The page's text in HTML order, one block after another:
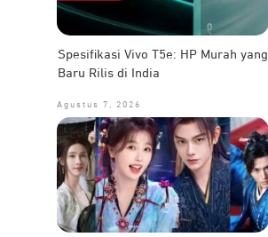
Spesifikasi Vivo T5e: HP Murah yang
Baru Rilis di India
Agustus 7, 2026